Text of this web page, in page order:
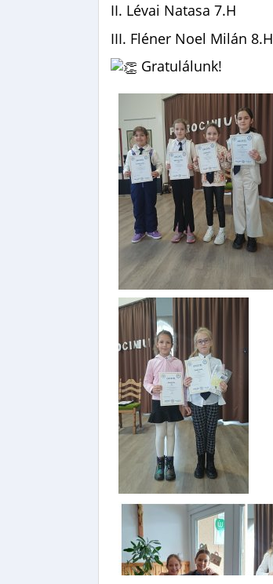
II. Lévai Natasa 7.H
III. Fléner Noel Milán 8.H
Gratulálunk!